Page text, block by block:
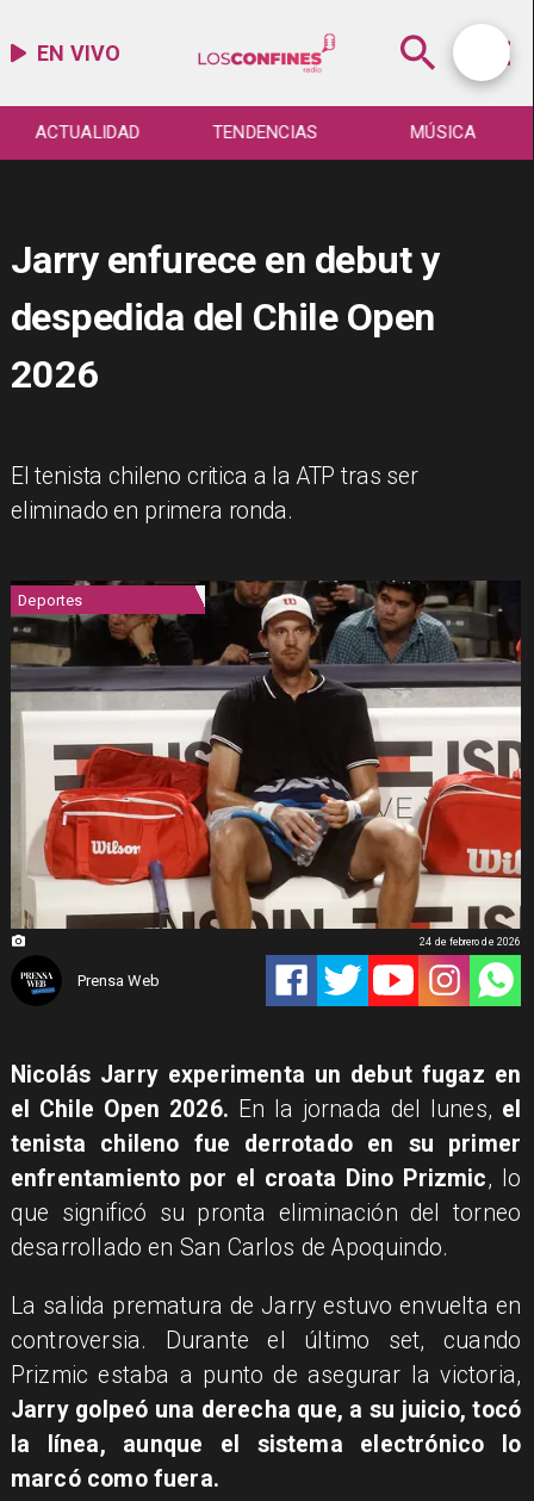
EN VIVO
ACTUALIDAD TENDENCIAS MÚSICA
Jarry enfurece en debut y
despedida del Chile Open
2026
El tenista chileno critica a la ATP tras ser
eliminado en primera ronda.
Deportes
Prensa Web
24 de febrero de 2026
Nicolás Jarry experimenta un debut fugaz en
el Chile Open 2026. En la jornada del lunes, el
tenista chileno fue derrotado en su primer
enfrentamiento por el croata Dino Prizmic, lo
que significó su pronta eliminación del torneo
desarrollado en San Carlos de Apoquindo.
La salida prematura de Jarry estuvo envuelta en
controversia. Durante el último set, cuando
Prizmic estaba a punto de asegurar la victoria,
Jarry golpeó una derecha que, a su juicio, tocó
la línea, aunque el sistema electrónico lo
marcó como fuera.